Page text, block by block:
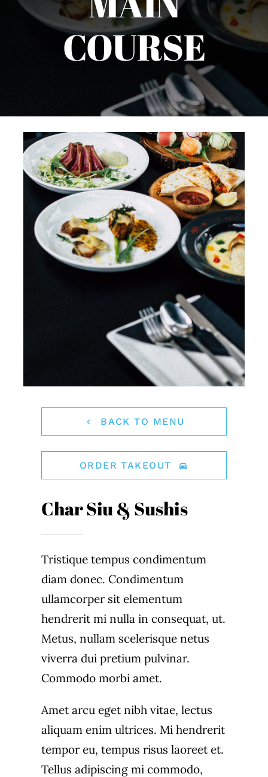
COURSE
BACK TO MENU
ORDER TAKEOUT
Char Siu & Sushis
Tristique tempus condimentum
diam donec. Condimentum
ullamcorper sit elementum
hendrerit mi nulla in consequat, ut.
Metus, nullam scelerisque netus
viverra dui pretium pulvinar.
Commodo morbi amet.
Amet arcu eget nibh vitae, lectus
aliquam enim ultrices. Mi hendrerit
tempor eu, tempus risus laoreet et.
Tellus adipiscing mi commodo,